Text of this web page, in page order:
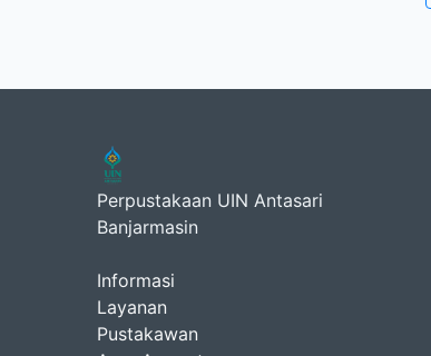
Perpustakaan UIN Antasari
Banjarmasin
Informasi
Layanan
Pustakawan